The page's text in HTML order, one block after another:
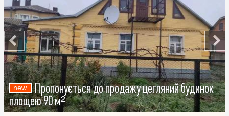
Пропонується до продажу цегляний будинок
площею 90 м²